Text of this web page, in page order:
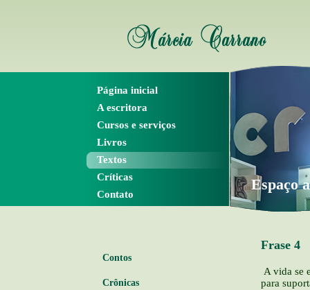
Página inicial
A escritora
Cursos e serviços
Livros
Textos
Críticas
Contato
Espaço
Contos
Crônicas
Frase 4
A vida se
para